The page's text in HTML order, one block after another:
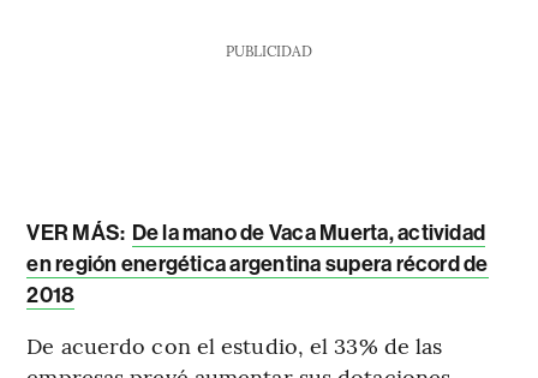
PUBLICIDAD
VER MÁS: De la mano de Vaca Muerta, actividad
en región energética argentina supera récord de
2018
De acuerdo con el estudio, el 33% de las